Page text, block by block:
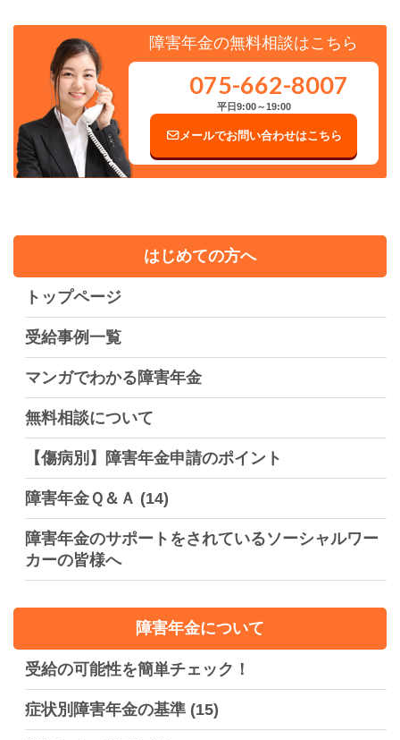
はじめての方へ
トップページ
受給事例一覧
マンガでわかる障害年金
無料相談について
【傷病別】障害年金申請のポイント
障害年金Ｑ＆Ａ (14)
障害年金のサポートをされているソーシャルワー
カーの皆様へ
障害年金について
受給の可能性を簡単チェック！
症状別障害年金の基準 (15)
障害年金の無料相談はこちら
075-662-8007
平日9:00～19:00
メールでお問い合わせはこちら